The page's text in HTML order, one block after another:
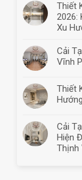
Thiết
2026:
Xu
Cải
Vĩnh
Thiết
Cải
Hiện
Thịnh